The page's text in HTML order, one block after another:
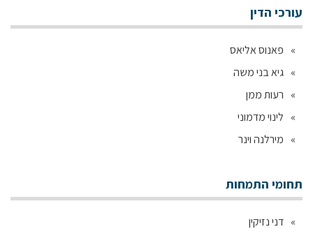
עורכי הדין
פאנוס אליאס
גיא בני משה
רעות ממן
לינוי מדמוני
מירלנה וינר
תחומי התמחות
דני נזיקין